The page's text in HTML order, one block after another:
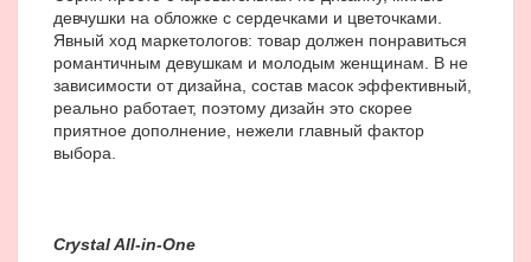
девчушки на обложке с сердечками и цветочками.
Явный ход маркетологов: товар должен понравиться
романтичным девушкам и молодым женщинам. В не
зависимости от дизайна, состав масок эффективный,
реально работает, поэтому дизайн это скорее
приятное дополнение, нежели главный фактор
выбора.
Crystal All-in-One